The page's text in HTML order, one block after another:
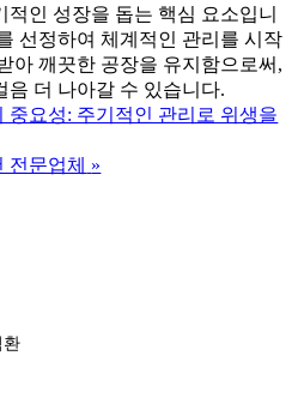
인 성장을 돕는 핵심 요소입니
선정하여 체계적인 관리를 시작
아 깨끗한 공장을 유지함으로써,
음 더 나아갈 수 있습니다.
중요성: 주기적인 관리로 위생을
전문업체 »
환